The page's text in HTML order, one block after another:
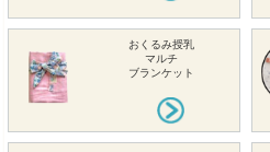
おくるみ授乳
マルチ
ブランケット